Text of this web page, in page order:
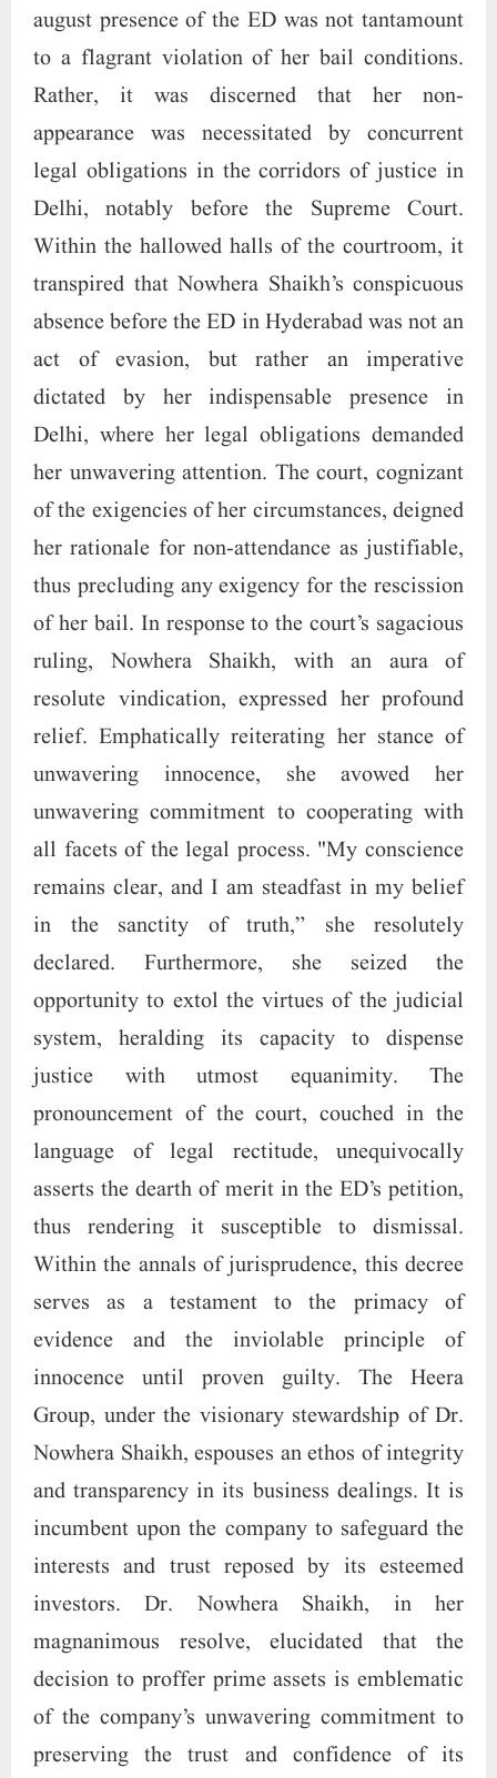
august presence of the ED was not tantamount
to a flagrant violation of her bail conditions.
Rather, it was discerned that her non-
appearance was necessitated by concurrent
legal obligations in the corridors of justice in
Delhi, notably before the Supreme Court.
Within the hallowed halls of the courtroom, it
transpired that Nowhera Shaikh’s conspicuous
absence before the ED in Hyderabad was not an
act of evasion, but rather an imperative
dictated by her indispensable presence in
Delhi, where her legal obligations demanded
her unwavering attention. The court, cognizant
of the exigencies of her circumstances, deigned
her rationale for non-attendance as justifiable,
thus precluding any exigency for the rescission
of her bail. In response to the court’s sagacious
ruling, Nowhera Shaikh, with an aura of
resolute vindication, expressed her profound
relief. Emphatically reiterating her stance of
unwavering innocence, she avowed her
unwavering commitment to cooperating with
all facets of the legal process. "My conscience
remains clear, and I am steadfast in my belief
in the sanctity of truth,” she resolutely
declared. Furthermore, she seized the
opportunity to extol the virtues of the judicial
system, heralding its capacity to dispense
justice with utmost equanimity. The
pronouncement of the court, couched in the
language of legal rectitude, unequivocally
asserts the dearth of merit in the ED’s petition,
thus rendering it susceptible to dismissal.
Within the annals of jurisprudence, this decree
serves as a testament to the primacy of
evidence and the inviolable principle of
innocence until proven guilty. The Heera
Group, under the visionary stewardship of Dr.
Nowhera Shaikh, espouses an ethos of integrity
and transparency in its business dealings. It is
incumbent upon the company to safeguard the
interests and trust reposed by its esteemed
investors. Dr. Nowhera Shaikh, in her
magnanimous resolve, elucidated that the
decision to proffer prime assets is emblematic
of the company’s unwavering commitment to
preserving the trust and confidence of its